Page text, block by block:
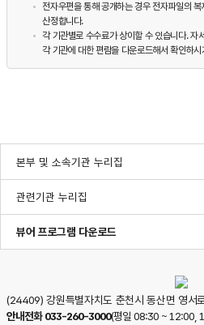
전자우편을 통해 공개하는 경우 전자파일의
산정합니다.
각 기관별로 수수료가 상이할 수 있습니다. 자
각 기관에 대한 편람을 다운로드해서 확인하
본부 및 소속기관 누리집
관련기관 누리집
뷰어 프로그램 다운로드
(24409) 강원특별자치도 춘천시 동산면 영
안내전화033-260-3000(평일 08:30 ~ 12:00,